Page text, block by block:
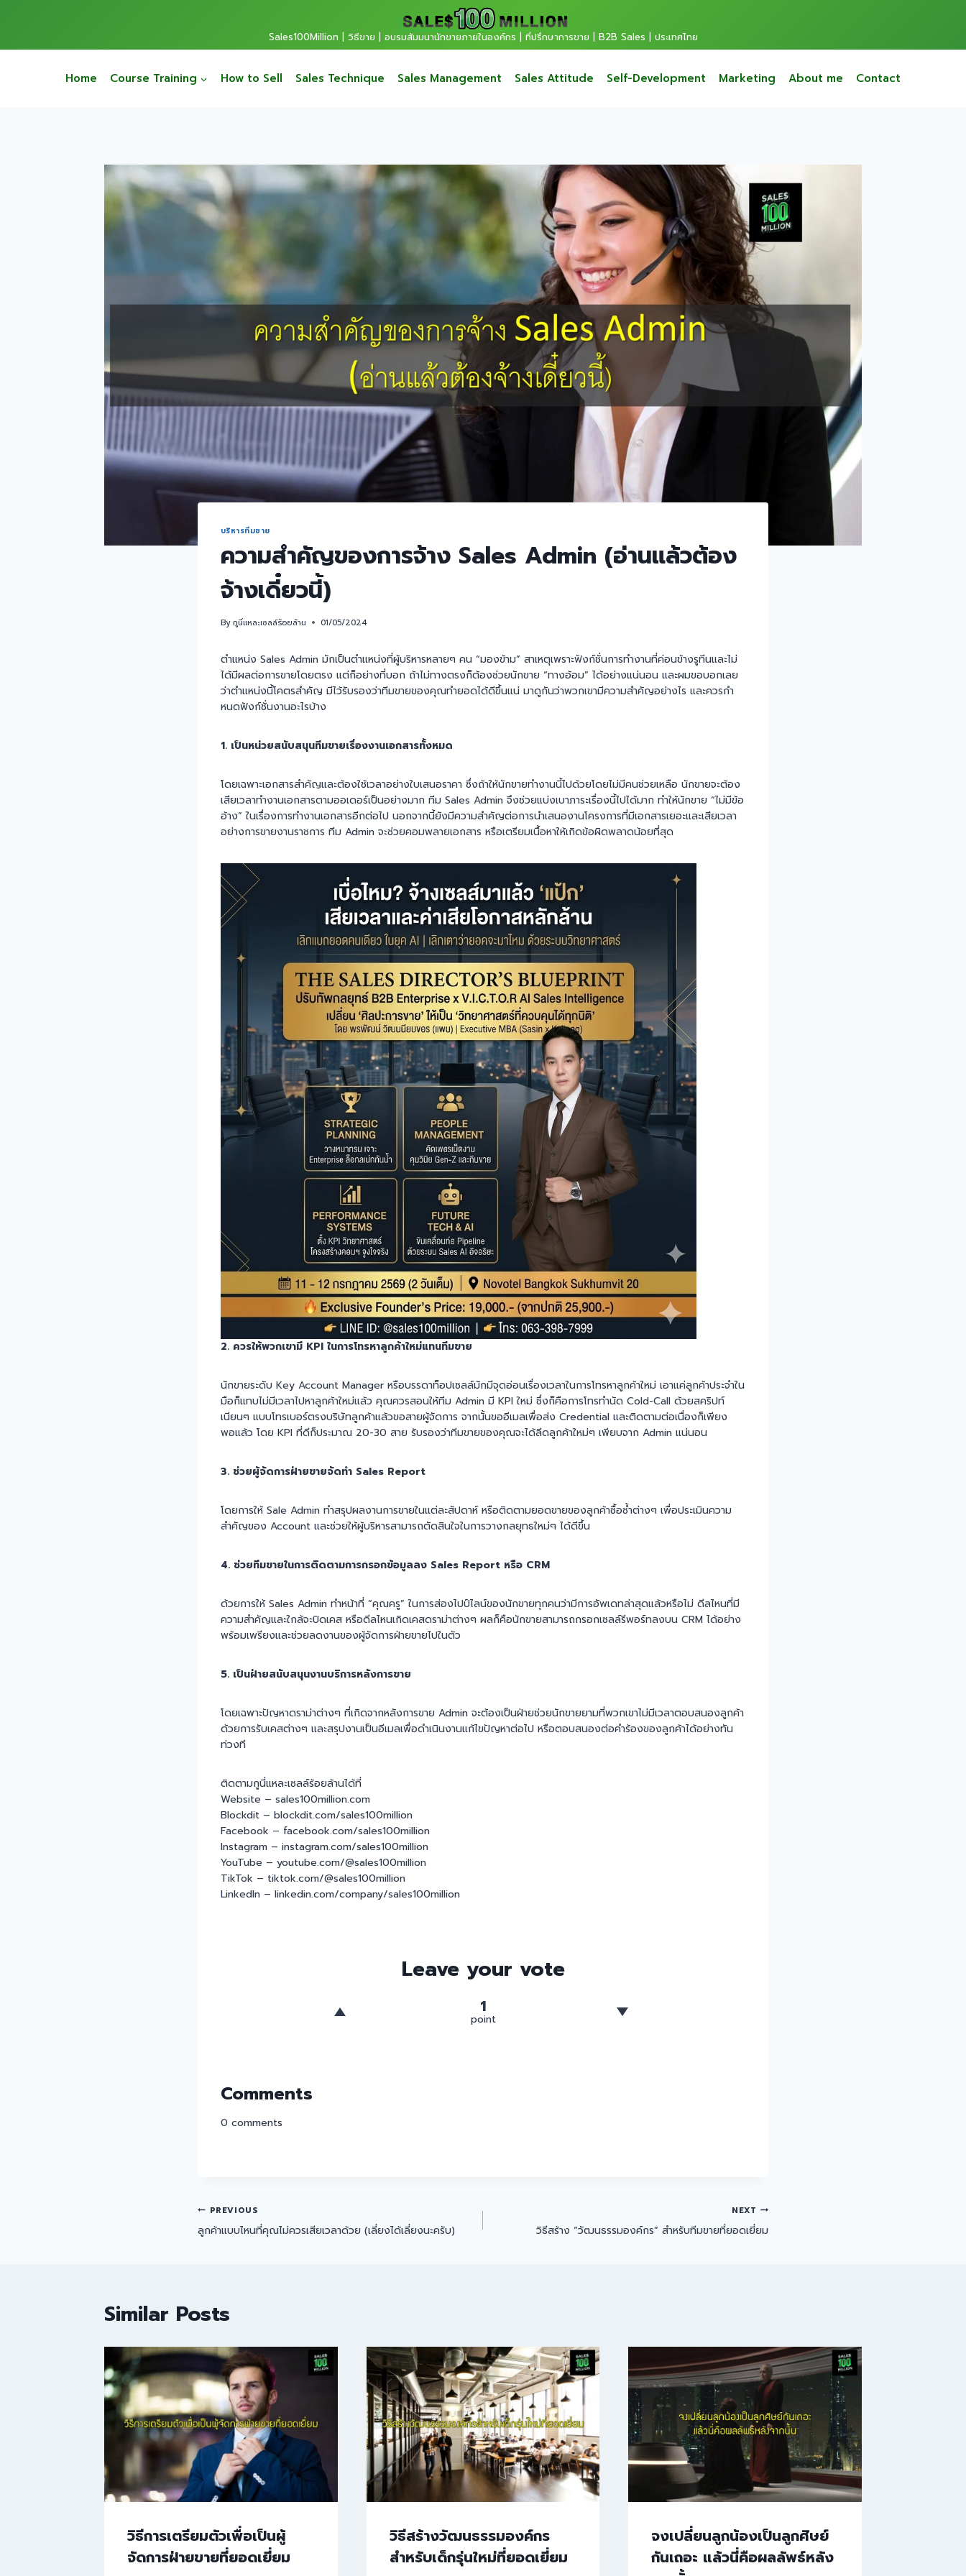
Sales100Million | วิธีขาย | อบรมสัมมนานักขายภายในองค์กร | ที่ปรึกษาการขาย | B2B Sales | ประเทศไทย
Home Course Training How to Sell Sales Technique Sales Management Sales Attitude Self-Development Marketing About me Contact
บริหารทีมขาย
ความสำคัญของการจ้าง Sales Admin (อ่านแล้วต้อง
จ้างเดี๋ยวนี้)
Byกูนี่แหละเซลล์ร้อยล้าน 01/05/2024
ตำแหน่ง Sales Admin มักเป็นตำแหน่งที่ผู้บริหารหลายๆ คน “มองข้าม” สาเหตุเพราะฟังก์ชั่นการทำงานที่ค่อนข้างรูทีนและไม่
ได้มีผลต่อการขายโดยตรง แต่ก็อย่างที่บอก ถ้าไม่ทางตรงก็ต้องช่วยนักขาย “ทางอ้อม” ได้อย่างแน่นอน และผมขอบอกเลย
ว่าตำแหน่งนี้โคตรสำคัญ มีไว้รับรองว่าทีมขายของคุณทำยอดได้ดีขึ้นแน่ มาดูกันว่าพวกเขามีความสำคัญอย่างไร และควรกำ
หนดฟังก์ชั่นงานอะไรบ้าง
1. เป็นหน่วยสนับสนุนทีมขายเรื่องงานเอกสารทั้งหมด
โดยเฉพาะเอกสารสำคัญและต้องใช้เวลาอย่างใบเสนอราคา ซึ่งถ้าให้นักขายทำงานนี้ไปด้วยโดยไม่มีคนช่วยเหลือ นักขายจะต้อง
เสียเวลาทำงานเอกสารตามออเดอร์เป็นอย่างมาก ทีม Sales Admin จึงช่วยแบ่งเบาภาระเรื่องนี้ไปได้มาก ทำให้นักขาย “ไม่มีข้อ
อ้าง” ในเรื่องการทำงานเอกสารอีกต่อไป นอกจากนี้ยังมีความสำคัญต่อการนำเสนองานโครงการที่มีเอกสารเยอะและเสียเวลา
อย่างการขายงานราชการ ทีม Admin จะช่วยคอมพลายเอกสาร หรือเตรียมเนื้อหาให้เกิดข้อผิดพลาดน้อยที่สุด
2. ควรให้พวกเขามี KPI ในการโทรหาลูกค้าใหม่แทนทีมขาย
นักขายระดับ Key Account Manager หรือบรรดาท็อปเซลล์มักมีจุดอ่อนเรื่องเวลาในการโทรหาลูกค้าใหม่ เอาแค่ลูกค้าประจำใน
มือก็แทบไม่มีเวลาไปหาลูกค้าใหม่แล้ว คุณควรสอนให้ทีม Admin มี KPI ใหม่ ซึ่งก็คือการโทรทำนัด Cold-Call ด้วยสคริปท์
เนียนๆ แบบโทรเบอร์ตรงบริษัทลูกค้าแล้วขอสายผู้จัดการ จากนั้นขออีเมลเพื่อส่ง Credential และติดตามต่อเนื่องก็เพียง
พอแล้ว โดย KPI ที่ดีก็ประมาณ 20-30 สาย รับรองว่าทีมขายของคุณจะได้ลีดลูกค้าใหม่ๆ เพียบจาก Admin แน่นอน
3. ช่วยผู้จัดการฝ่ายขายจัดทำ Sales Report
โดยการให้ Sale Admin ทำสรุปผลงานการขายในแต่ละสัปดาห์ หรือติดตามยอดขายของลูกค้าซื้อซ้ำต่างๆ เพื่อประเมินความ
สำคัญของ Account และช่วยให้ผู้บริหารสามารถตัดสินใจในการวางกลยุทธใหม่ๆ ได้ดีขึ้น
4. ช่วยทีมขายในการติดตามการกรอกข้อมูลลง Sales Report หรือ CRM
ด้วยการให้ Sales Admin ทำหน้าที่ “คุณครู” ในการส่องไปป์ไลน์ของนักขายทุกคนว่ามีการอัพเดทล่าสุดแล้วหรือไม่ ดีลไหนที่มี
ความสำคัญและใกล้จะปิดเคส หรือดีลไหนเกิดเคสดราม่าต่างๆ ผลก็คือนักขายสามารถกรอกเซลล์รีพอร์ทลงบน CRM ได้อย่าง
พร้อมเพรียงและช่วยลดงานของผู้จัดการฝ่ายขายไปในตัว
5. เป็นฝ่ายสนับสนุนงานบริการหลังการขาย
โดยเฉพาะปัญหาดราม่าต่างๆ ที่เกิดจากหลังการขาย Admin จะต้องเป็นฝ่ายช่วยนักขายยามที่พวกเขาไม่มีเวลาตอบสนองลูกค้า
ด้วยการรับเคสต่างๆ และสรุปงานเป็นอีเมลเพื่อดำเนินงานแก้ไขปัญหาต่อไป หรือตอบสนองต่อคำร้องของลูกค้าได้อย่างทัน
ท่วงที
ติดตามกูนี่แหละเซลล์ร้อยล้านได้ที่
Website – sales100million.com
Blockdit – blockdit.com/sales100million
Facebook – facebook.com/sales100million
Instagram – instagram.com/sales100million
YouTube – youtube.com/@sales100million
TikTok – tiktok.com/@sales100million
LinkedIn – linkedin.com/company/sales100million
Leave your vote
1
point
Comments
0 comments
PREVIOUS
ลูกค้าแบบไหนที่คุณไม่ควรเสียเวลาด้วย (เลี่ยงได้เลี่ยงนะครับ)
NEXT
วิธีสร้าง “วัฒนธรรมองค์กร” สำหรับทีมขายที่ยอดเยี่ยม
Similar Posts
วิธีการเตรียมตัวเพื่อเป็นผู้
จัดการฝ่ายขายที่ยอดเยี่ยม
วิธีสร้างวัฒนธรรมองค์กร
สำหรับเด็กรุ่นใหม่ที่ยอดเยี่ยม
จงเปลี่ยนลูกน้องเป็นลูกศิษย์
กันเถอะ แล้วนี่คือผลลัพธ์หลัง